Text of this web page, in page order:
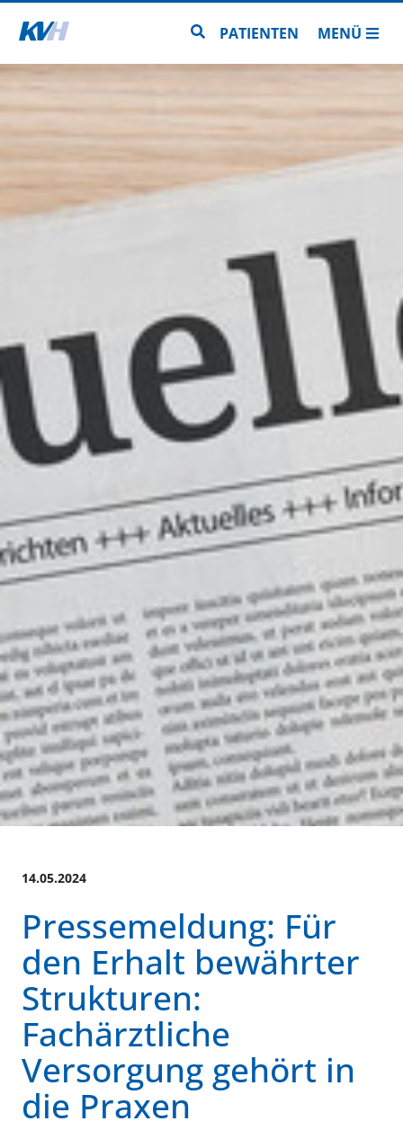
Zur Startseite Zur Seitensuche
PATIENTEN MENÜ
14.05.2024
Pressemeldung: Für
den Erhalt bewährter
Strukturen:
Fachärztliche
Versorgung gehört in
die Praxen